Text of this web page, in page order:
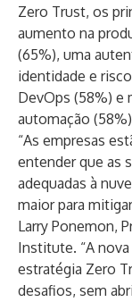
Zero Trust, os
aumento na
(65%), uma
identidade e
DevOps (58%) e
automação
“As empresas
entender que as
adequadas à
maior para
Larry Ponemon,
Institute. “A
estratégia Zero
desafios, sem